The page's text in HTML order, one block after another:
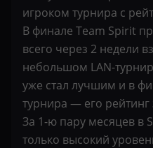
игроком турнира с
В финале Team Spirit
всего через 2 недели
небольшом LAN-
уже стал лучшим и в
турнира — его рейтинг
За 1-ю пару месяцев в
только высокий